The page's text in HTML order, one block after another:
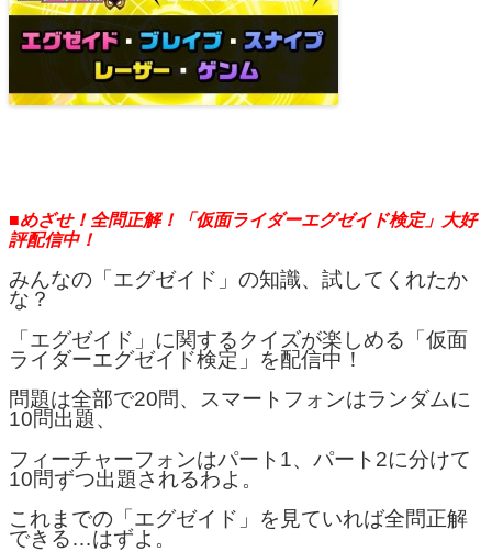
■めざせ！全問正解！「仮面ライダーエグゼイド検定」大好
評配信中！
みんなの「エグゼイド」の知識、試してくれたか
な？
「エグゼイド」に関するクイズが楽しめる「仮面
ライダーエグゼイド検定」を配信中！
問題は全部で20問、スマートフォンはランダムに
10問出題、
フィーチャーフォンはパート1、パート2に分けて
10問ずつ出題されるわよ。
これまでの「エグゼイド」を見ていれば全問正解
できる…はずよ。